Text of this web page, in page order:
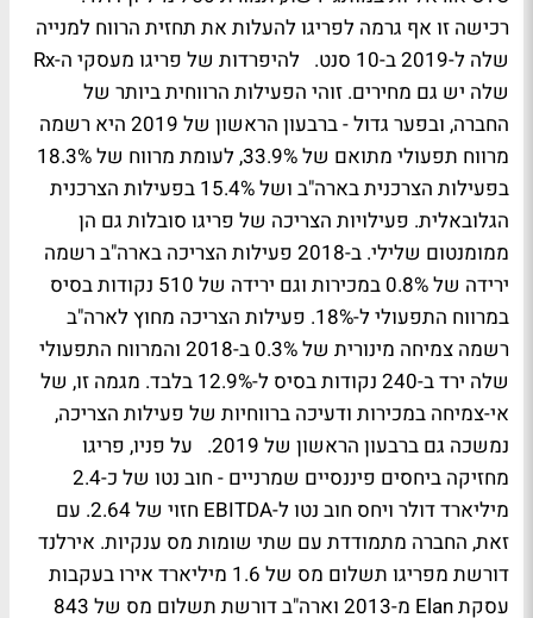
רכישה זו אף גרמה לפריגו להעלות את תחזית הרווח למנייה
שלה ל-2019 ב-10 סנט. להיפרדות של פריגו מעסקי ה-Rx
שלה יש גם מחירים. זוהי הפעילות הרווחית ביותר של
החברה, ובפער גדול - ברבעון הראשון של 2019 היא רשמה
מרווח תפעולי מתואם של 33.9%, לעומת מרווח של 18.3%
בפעילות הצרכנית בארה"ב ושל 15.4% בפעילות הצרכנית
הגלובאלית. פעילויות הצריכה של פריגו סובלות גם הן
ממומנטום שלילי. ב-2018 פעילות הצריכה בארה"ב רשמה
ירידה של 0.8% במכירות וגם ירידה של 510 נקודות בסיס
במרווח התפעולי ל-18%. פעילות הצריכה מחוץ לארה"ב
רשמה צמיחה מינורית של 0.3% ב-2018 והמרווח התפעולי
שלה ירד ב-240 נקודות בסיס ל-12.9% בלבד. מגמה זו, של
אי-צמיחה במכירות ודעיכה ברווחיות של פעילות הצריכה,
נמשכה גם ברבעון הראשון של 2019. על פניו, פריגו
מחזיקה ביחסים פיננסיים שמרניים - חוב נטו של כ-2.4
מיליארד דולר ויחס חוב נטו ל-EBITDA חזוי של 2.64. עם
זאת, החברה מתמודדת עם שתי שומות מס ענקיות. אירלנד
דורשת מפריגו תשלום מס של 1.6 מיליארד אירו בעקבות
עסקת Elan מ-2013 וארה"ב דורשת תשלום מס של 843